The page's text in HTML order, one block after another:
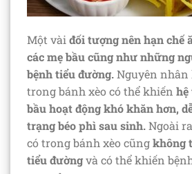
Một vài đối tượng nên hạn chế
các mẹ bầu cũng như những
bệnh tiểu đường.Nguyên nhân
trong bánh xèo có thể khiến hệ
bầu hoạt động khó khăn hơn,
trạng béo phì sau sinh.Ngoài
có trong bánh xèo cũngkhông
tiểu đườngvà có thể khiến